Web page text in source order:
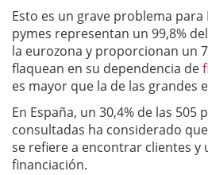
Esto es un grave problema para
pymes representan un 99,8%
la eurozona y proporcionan un
flaquean en su dependencia de
es mayor que la de las grandes
En España, un 30,4% de las 505
consultadas ha considerado
se refiere a encontrar clientes y
financiación.